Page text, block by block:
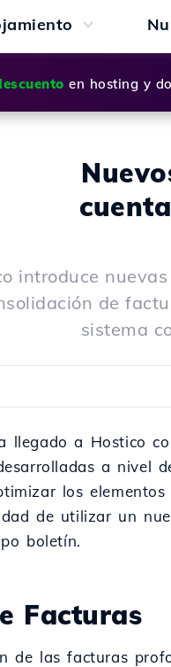
en hosting y
introduce
de
sistema
llegado a Hostico
a nivel
los
de utilizar un
boletín.
Facturas
de las facturas